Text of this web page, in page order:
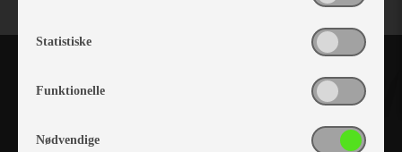
Statistiske
Funktionelle
Nødvendige